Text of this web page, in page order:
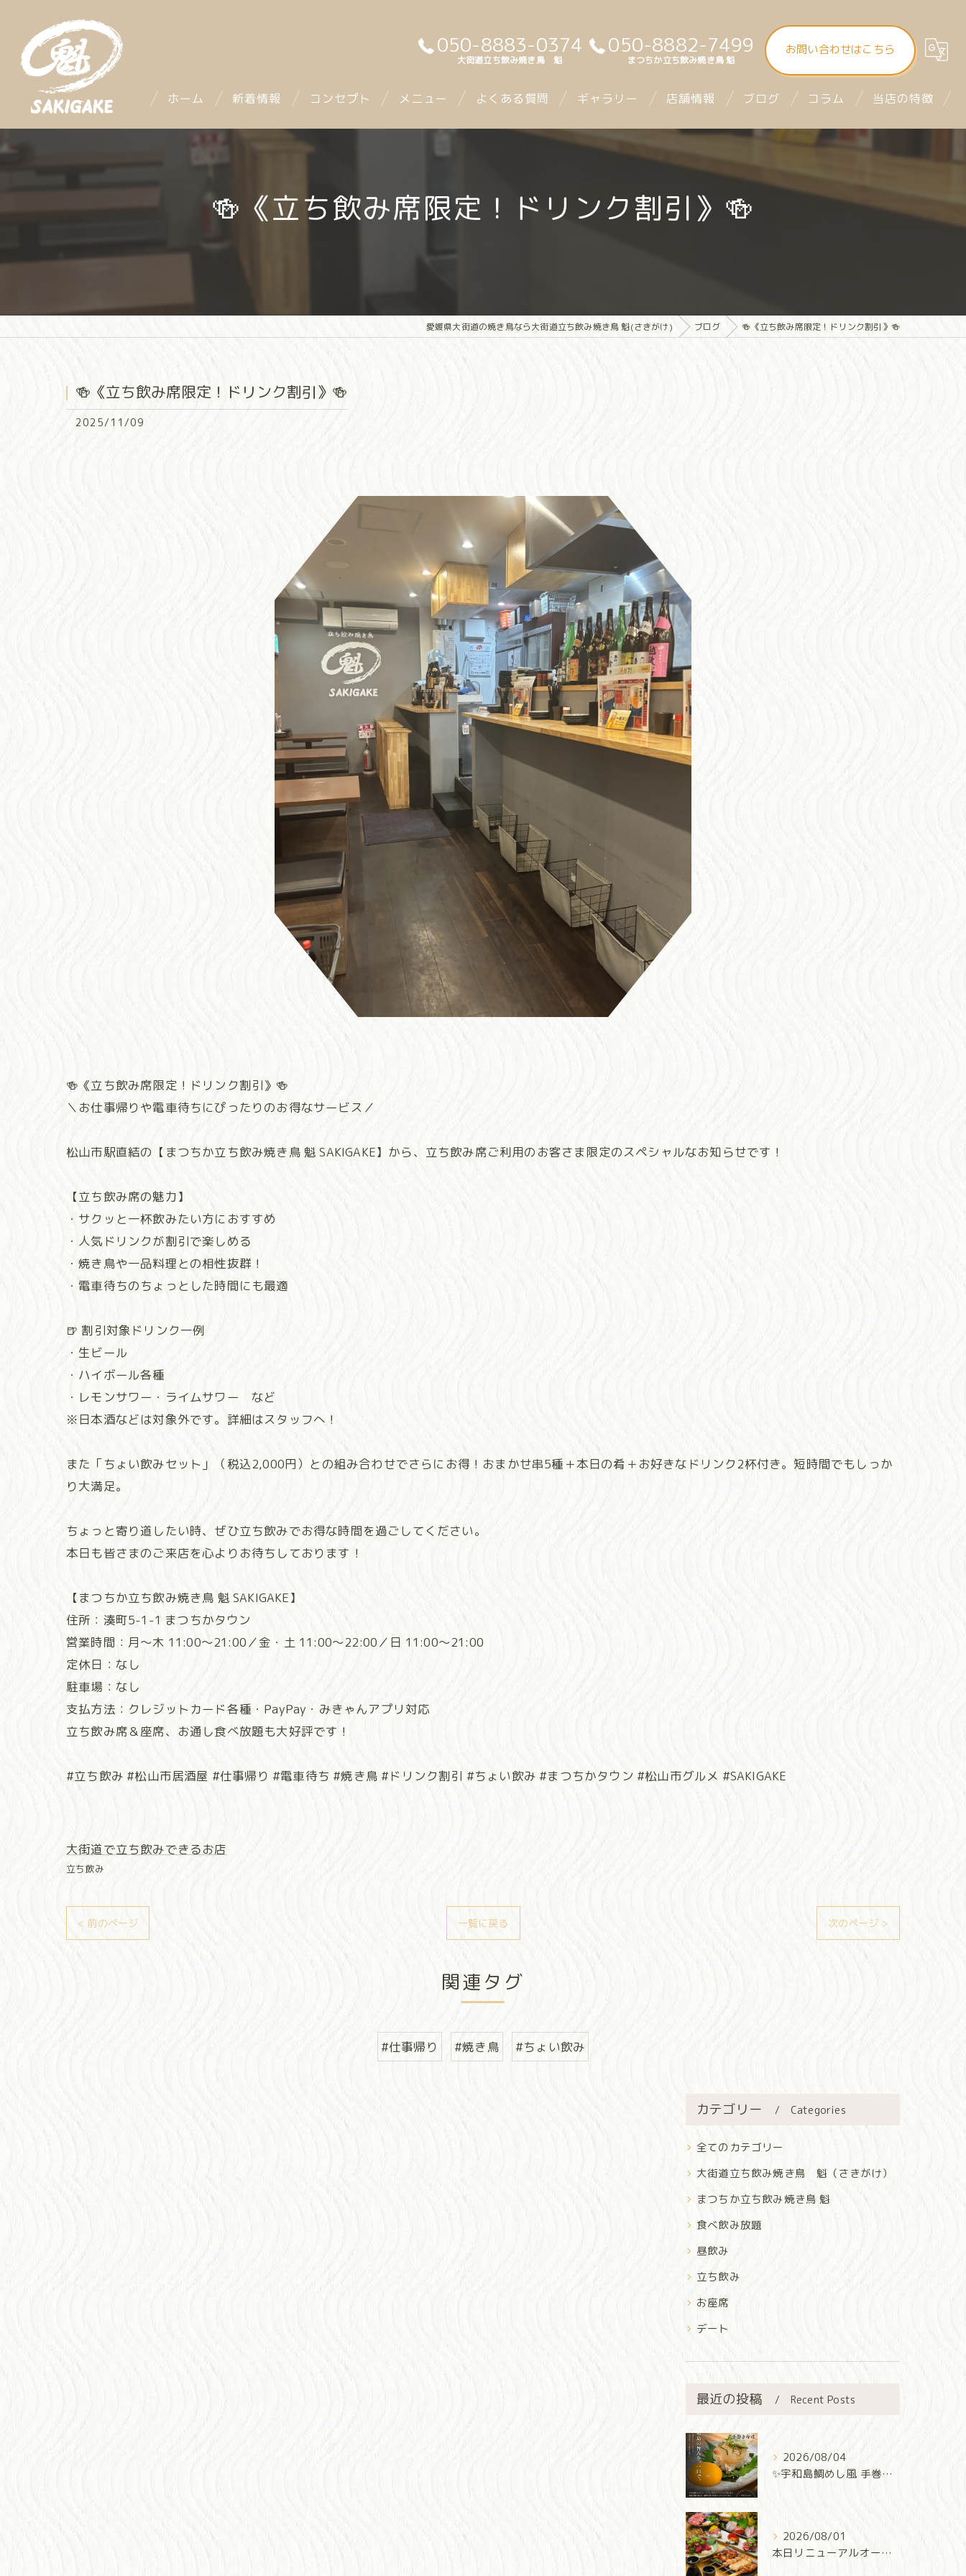
050-8883-0374
大街道立ち飲み焼き鳥 魁
050-8882-7499
まつちか立ち飲み焼き鳥 魁
お問い合わせはこちら
ホーム 新着情報 コンセプト メニュー よくある質問 ギャラリー 店舗情報
大街道立ち飲み焼き鳥 魁（さきがけ）
まつちか立ち飲み焼き鳥 魁
mitra1st ミトラファースト
ブログ コラム 当店の特徴
立ち飲み
🍻《立ち飲み席限定！ドリンク割引》🍻
愛媛県大街道の焼き鳥なら大街道立ち飲み焼き鳥 魁(さきがけ) ブログ 🍻《立ち飲み席限定！ドリンク割引》🍻
🍻《立ち飲み席限定！ドリンク割引》🍻
2025/11/09
🍻《立ち飲み席限定！ドリンク割引》🍻
＼お仕事帰りや電車待ちにぴったりのお得なサービス／
松山市駅直結の【まつちか立ち飲み焼き鳥 魁 SAKIGAKE】から、立ち飲み席ご利用のお客さま限定のスペシャルなお知らせです！
【立ち飲み席の魅力】
・サクッと一杯飲みたい方におすすめ
・人気ドリンクが割引で楽しめる
・焼き鳥や一品料理との相性抜群！
・電車待ちのちょっとした時間にも最適
🍺 割引対象ドリンク一例
・生ビール
・ハイボール各種
・レモンサワー・ライムサワー など
※日本酒などは対象外です。詳細はスタッフへ！
また「ちょい飲みセット」（税込2,000円）との組み合わせでさらにお得！おまかせ串5種＋本日の肴＋お好きなドリンク2杯付き。短時間でもしっか
り大満足。
ちょっと寄り道したい時、ぜひ立ち飲みでお得な時間を過ごしてください。
本日も皆さまのご来店を心よりお待ちしております！
【まつちか立ち飲み焼き鳥 魁 SAKIGAKE】
住所：湊町5-1-1 まつちかタウン
営業時間：月～木 11:00～21:00／金・土 11:00～22:00／日 11:00～21:00
定休日：なし
駐車場：なし
支払方法：クレジットカード各種・PayPay・みきゃんアプリ対応
立ち飲み席＆座席、お通し食べ放題も大好評です！
#立ち飲み #松山市居酒屋 #仕事帰り #電車待ち #焼き鳥 #ドリンク割引 #ちょい飲み #まつちかタウン #松山市グルメ #SAKIGAKE
大街道で立ち飲みできるお店
立ち飲み
< 前のページ 一覧に戻る 次のページ >
関連タグ
#仕事帰り #焼き鳥 #ちょい飲み
カテゴリー Categories
全てのカテゴリー
大街道立ち飲み焼き鳥 魁（さきがけ）
まつちか立ち飲み焼き鳥 魁
食べ飲み放題
昼飲み
立ち飲み
お座席
デート
最近の投稿 Recent Posts
2026/08/04
✨宇和島鯛めし風 手巻き寿司✨
2026/08/01
本日リニューアルオープン‼️